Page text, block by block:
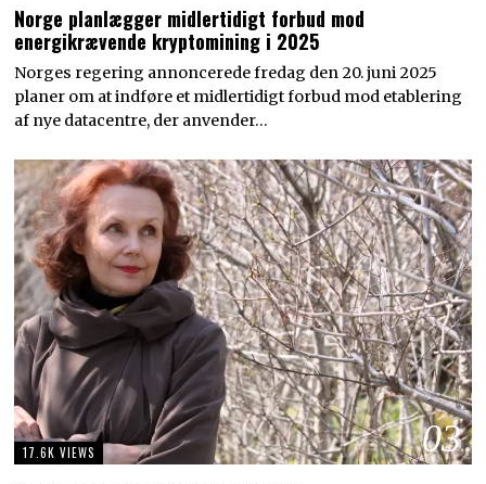
Norge planlægger midlertidigt forbud mod
energikrævende kryptomining i 2025
Norges regering annoncerede fredag den 20. juni 2025
planer om at indføre et midlertidigt forbud mod etablering
af nye datacentre, der anvender…
03
17.6K VIEWS